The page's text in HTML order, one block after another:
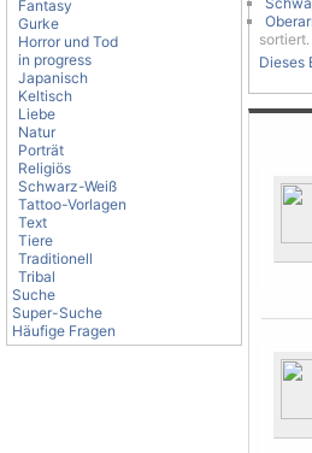
Fantasy
Gurke
Horror und Tod
in progress
Japanisch
Keltisch
Liebe
Natur
Porträt
Religiös
Schwarz-Weiß
Tattoo-Vorlagen
Text
Tiere
Traditionell
Tribal
Suche
Super-Suche
Häufige Fragen
sortiert.
Dieses